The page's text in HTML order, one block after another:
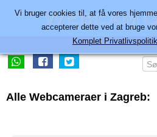
Alle Webcameraer i Zagreb:
Vi bruger cookies til, at få vores
accepterer dette ved at bruge
Komplet Privatlivspolitik